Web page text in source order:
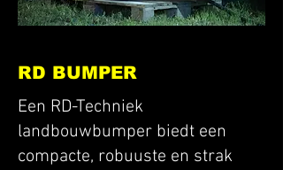
RD BUMPER
Een RD-Techniek
landbouwbumper biedt een
compacte, robuuste en strak